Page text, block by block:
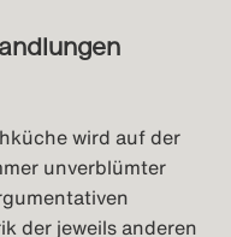
wird auf der
unverblümter
der jeweils anderen